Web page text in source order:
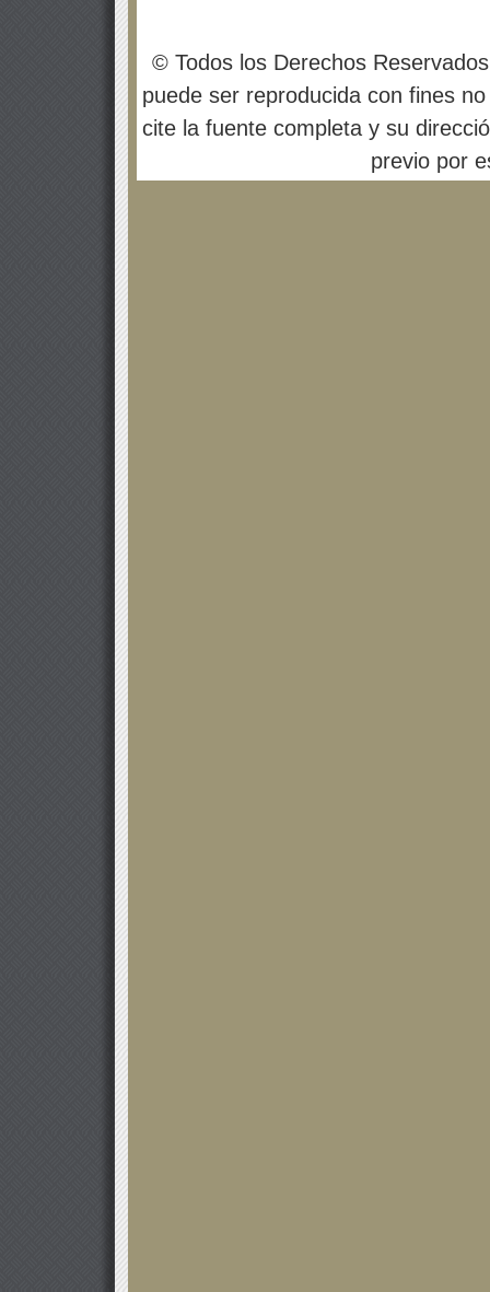
© Todos los Derechos
puede ser reproducida con fines
cite la fuente completa y su
previo por